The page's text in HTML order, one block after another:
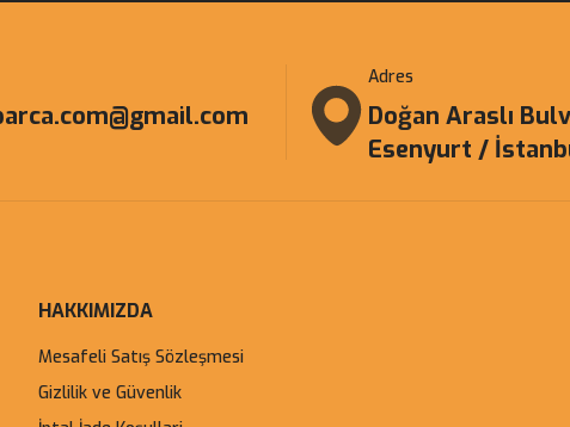
Adres
Doğan Araslı
Esenyurt /
HAKKIMIZDA
Mesafeli Satış Sözleşmesi
Gizlilik ve Güvenlik